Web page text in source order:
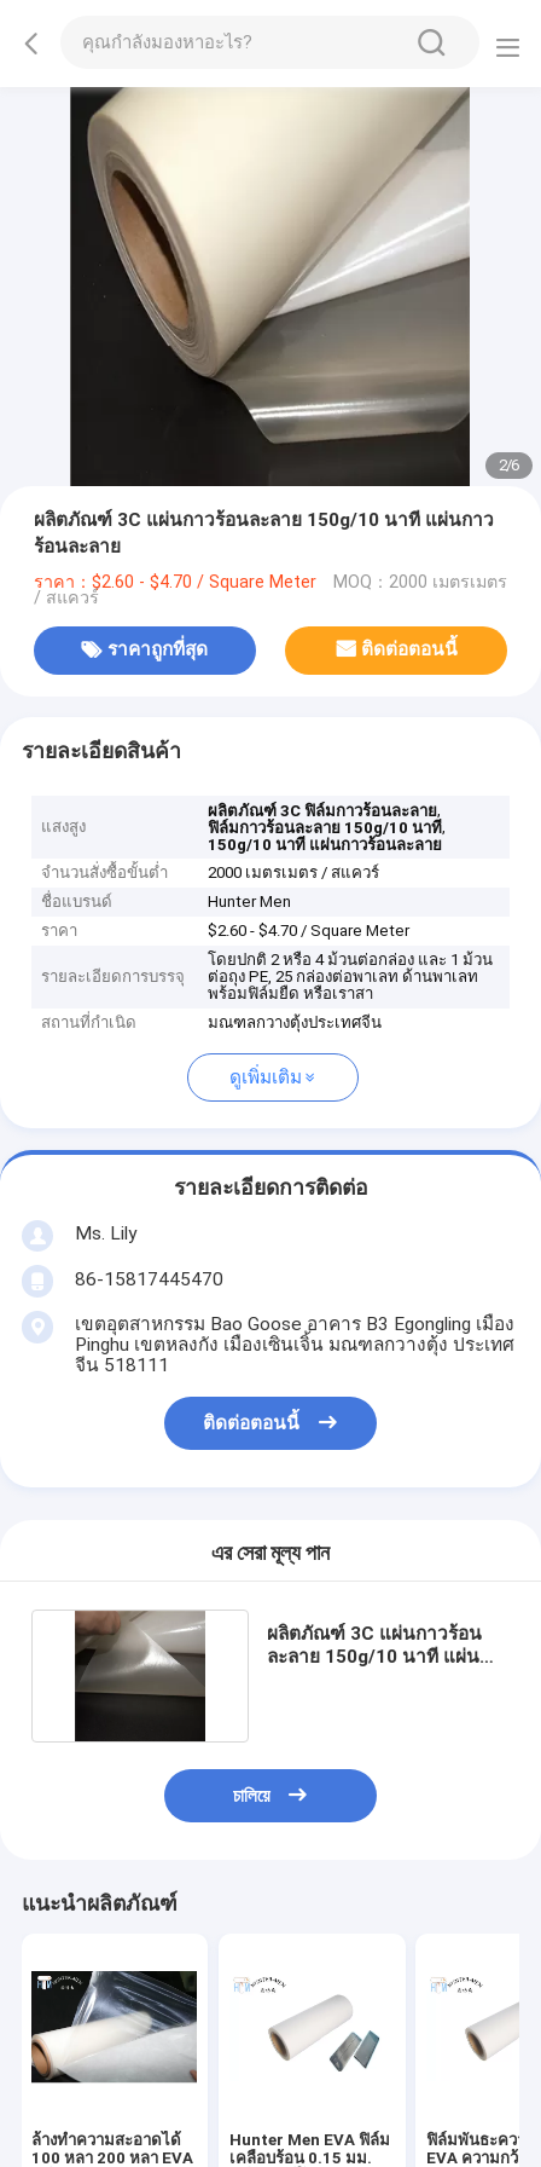
2/6
ผลิตภัณฑ์ 3C แผ่นกาวร้อนละลาย 150g/10 นาที แผ่นกาว
ร้อนละลาย
ราคา：$2.60 - $4.70 / Square Meter MOQ：2000 เมตรเมตร
/ สแควร์
ราคาถูกที่สุด ติดต่อตอนนี้
รายละเอียดสินค้า
แสงสูง
ผลิตภัณฑ์ 3C ฟิล์มกาวร้อนละลาย,
ฟิล์มกาวร้อนละลาย 150g/10 นาที,
150g/10 นาที แผ่นกาวร้อนละลาย
จำนวนสั่งซื้อขั้นต่ำ
2000 เมตรเมตร / สแควร์
ชื่อแบรนด์
Hunter Men
ราคา
$2.60 - $4.70 / Square Meter
รายละเอียดการบรรจุ
โดยปกติ 2 หรือ 4 ม้วนต่อกล่อง และ 1 ม้วน
ต่อถุง PE, 25 กล่องต่อพาเลท ด้านพาเลท
พร้อมฟิล์มยืด หรือเราสา
สถานที่กำเนิด
มณฑลกวางตุ้งประเทศจีน
ดูเพิ่มเติม
รายละเอียดการติดต่อ
Ms. Lily
86-15817445470
เขตอุตสาหกรรม Bao Goose อาคาร B3 Egongling เมือง
Pinghu เขตหลงกัง เมืองเซินเจิ้น มณฑลกวางตุ้ง ประเทศ
จีน 518111
ติดต่อตอนนี้
এর সেরা মূল্য পান
ผลิตภัณฑ์ 3C แผ่นกาวร้อน
ละลาย 150g/10 นาที แผ่น
চালিয়ে
แนะนำผลิตภัณฑ์
ล้างทำความสะอาดได้
100 หลา 200 หลา EVA
Hunter Men EVA ฟิล์ม
เคลือบร้อน 0.15 มม.
ฟิล์มพันธะความ
EVA ความกว้าง